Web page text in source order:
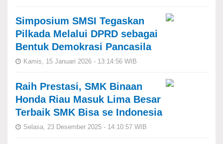
Simposium SMSI Tegaskan
Pilkada Melalui DPRD sebagai
Bentuk Demokrasi Pancasila
Kamis, 15 Januari 2026 - 13:14:56 WIB
Raih Prestasi, SMK Binaan
Honda Riau Masuk Lima Besar
Terbaik SMK Bisa se Indonesia
Selasa, 23 Desember 2025 - 14:10:57 WIB